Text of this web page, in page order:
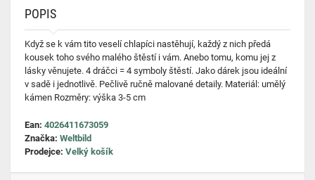
POPIS
Když se k vám tito veselí chlapíci nastěhují, každý z nich předá
kousek toho svého malého štěstí i vám. Anebo tomu, komu jej z
lásky věnujete. 4 dráčci = 4 symboly štěstí. Jako dárek jsou ideální
v sadě i jednotlivě. Pečlivě ručně malované detaily. Materiál: umělý
kámen Rozměry: výška 3-5 cm
Ean: 4026411673059
Značka: Weltbild
Prodejce: Velký košík